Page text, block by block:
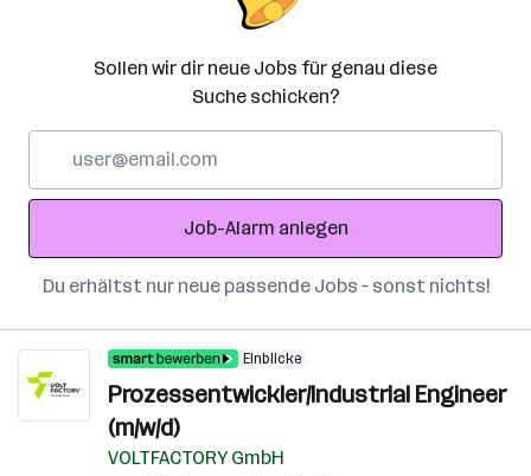
Sollen wir dir neue Jobs für genau diese
Suche schicken?
Adresse
Job-Alarm anlegen
Du erhältst nur neue passende Jobs – sonst nichts!
Einblicke
Prozessentwickler/Industrial Engineer
(m/w/d)
VOLTFACTORY GmbH